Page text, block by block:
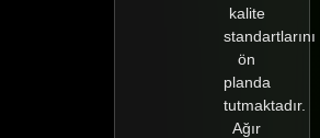
kalite
standartlarını
ön
planda
tutmaktadır.
Ağır